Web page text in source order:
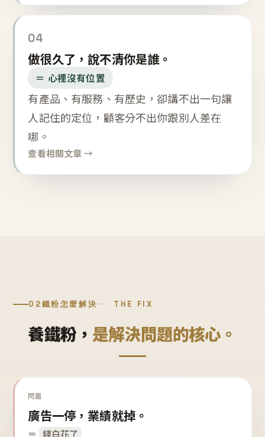
04
做很久了，說不清你是誰。
＝ 心裡沒有位置
有產品、有服務、有歷史，卻講不出一句讓
人記住的定位，顧客分不出你跟別人差在
哪。
查看相關文章 →
02鐵粉怎麼解決 THE FIX
養鐵粉， 是解決問題的核心。
問題
廣告一停，業績就掉。
＝ 錢白花了